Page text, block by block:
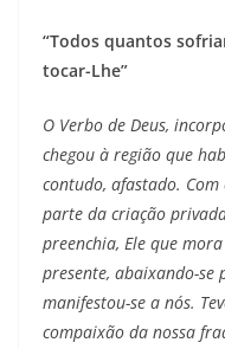
“Todos quantos
tocar-Lhe”
O Verbo de Deus,
chegou à região que
contudo, afastado.
parte da criação
preenchia, Ele que
presente, abaixando-se
manifestou-se a nós.
compaixão da nossa